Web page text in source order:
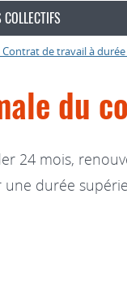
Contrat de travail à
du
24 mois,
durée